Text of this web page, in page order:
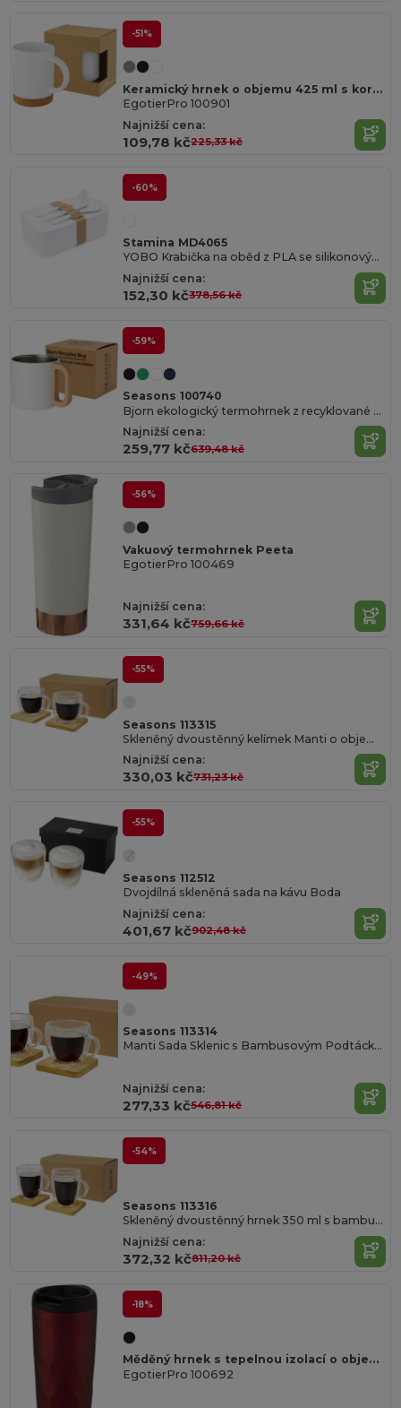
-51%
Keramický hrnek o objemu 425 ml s korkovou spodní částí Neiva
EgotierPro 100901
Najnižší cena:
109,78 kč225,33 kč
-60%
Stamina MD4065
YOBO Krabička na oběd z PLA se silikonovým nastavitelným poutkem
Najnižší cena:
152,30 kč378,56 kč
-59%
Seasons 100740
Bjorn ekologický termohrnek z recyklované oceli
Najnižší cena:
259,77 kč639,48 kč
-56%
Vakuový termohrnek Peeta
EgotierPro 100469
Najnižší cena:
331,64 kč759,66 kč
-55%
Seasons 113315
Skleněný dvoustěnný kelímek Manti o objemu 250 ml s bambusovou táckou
Najnižší cena:
330,03 kč731,23 kč
-55%
Seasons 112512
Dvojdílná skleněná sada na kávu Boda
Najnižší cena:
401,67 kč902,48 kč
-49%
Seasons 113314
Manti Sada Sklenic s Bambusovým Podtáckem
Najnižší cena:
277,33 kč546,81 kč
-54%
Seasons 113316
Skleněný dvoustěnný hrnek 350 ml s bambusovým podšálkem Manti
Najnižší cena:
372,32 kč811,20 kč
-18%
Měděný hrnek s tepelnou izolací o objemu 450 ml Prism
EgotierPro 100692